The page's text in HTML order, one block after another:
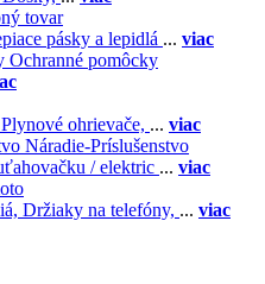
tovar
pásky a lepidlá ... viac
Ochranné pomôcky
Plynové ohrievače, ... viac
Náradie-Príslušenstvo
/ elektric ... viac
Držiaky na telefóny, ... viac